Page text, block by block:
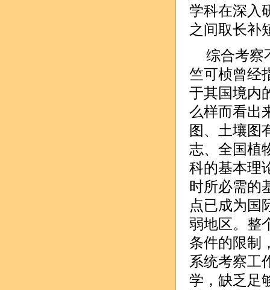
学科在深入
之间取长补
综合考察
竺可桢曾经
于其国境内
么样而看出
图、土壤图
志、全国植
科的基本理
时所必需的
点已成为国
弱地区。整
条件的限制
系统考察工
学，缺乏足